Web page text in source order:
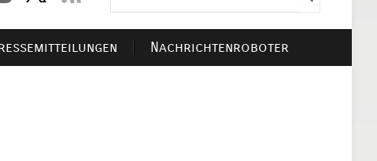
Nachrichtenroboter